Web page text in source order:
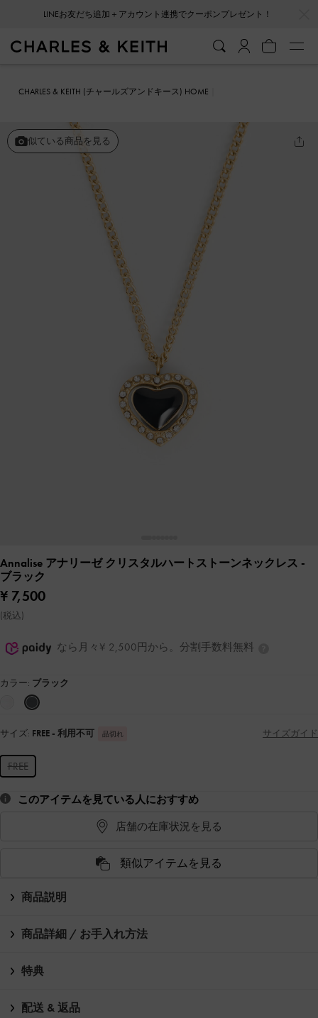
LINEお友だち追加＋アカウント連携でクーポンプレゼント！
CHARLES & KEITH (チャールズアンドキース) HOME
似ている商品を見る
Annalise アナリーゼ クリスタルハートストーンネックレス -
ブラック
¥ 7,500
(税込)
なら月々¥ 2,500円から。分割手数料無料
カラー: ブラック
サイズ: FREE - 利用不可 品切れ サイズガイド
FREE
このアイテムを見ている人におすすめ
店舗の在庫状況を見る
類似アイテムを見る
商品説明
商品詳細 / お手入れ方法
特典
配送 & 返品